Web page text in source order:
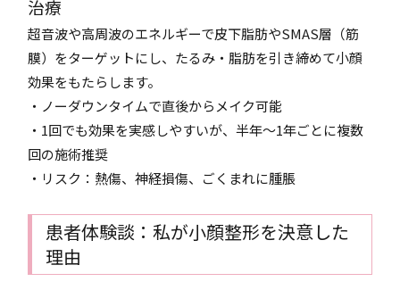
治療
超音波や高周波のエネルギーで皮下脂肪やSMAS層（筋
膜）をターゲットにし、たるみ・脂肪を引き締めて小顔
効果をもたらします。
・ノーダウンタイムで直後からメイク可能
・1回でも効果を実感しやすいが、半年～1年ごとに複数
回の施術推奨
・リスク：熱傷、神経損傷、ごくまれに腫脹
患者体験談：私が小顔整形を決意した
理由